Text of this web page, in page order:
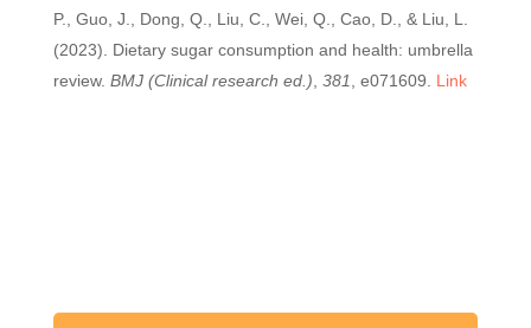
P., Guo, J., Dong, Q., Liu, C., Wei, Q., Cao, D., & Liu, L.
(2023). Dietary sugar consumption and health: umbrella
review. BMJ (Clinical research ed.) 381 , e071609. Link